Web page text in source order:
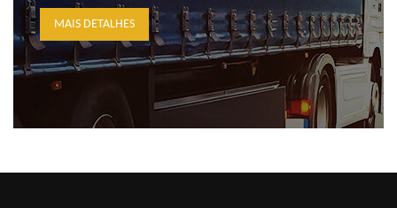
MAIS DETALHES